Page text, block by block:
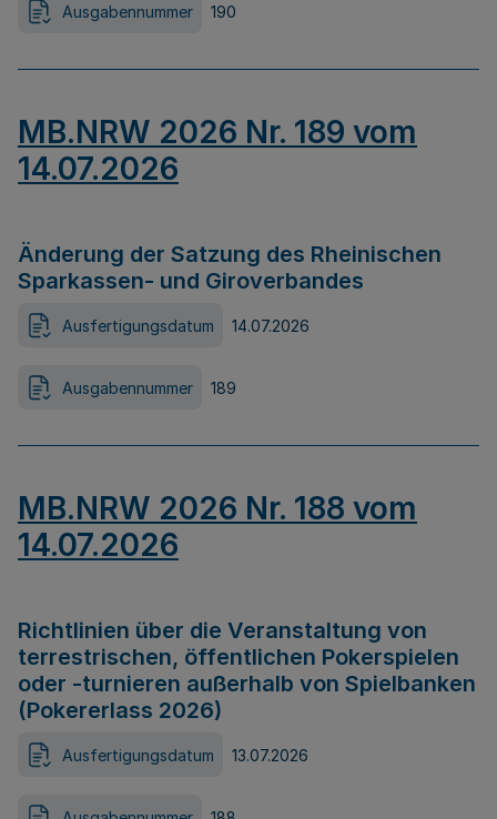
Ausgabennummer 190
MB.NRW 2026 Nr. 189 vom
14.07.2026
Änderung der Satzung des Rheinischen
Sparkassen- und Giroverbandes
Ausfertigungsdatum 14.07.2026
Ausgabennummer 189
MB.NRW 2026 Nr. 188 vom
14.07.2026
Richtlinien über die Veranstaltung von
terrestrischen, öffentlichen Pokerspielen
oder -turnieren außerhalb von Spielbanken
(Pokererlass 2026)
Ausfertigungsdatum 13.07.2026